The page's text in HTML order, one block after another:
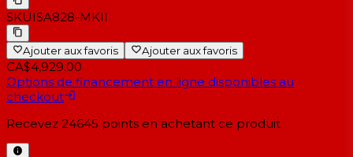
SKUISA828-MKII
Ajouter aux favoris Ajouter aux favoris
CA$4,929.00
Options de financement en ligne disponibles au
checkout
Recevez 24645 points en achetant ce produit